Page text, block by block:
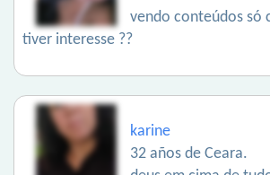
vendo conteúdos só
tiver interesse ??
karine
32 años de Ceara.